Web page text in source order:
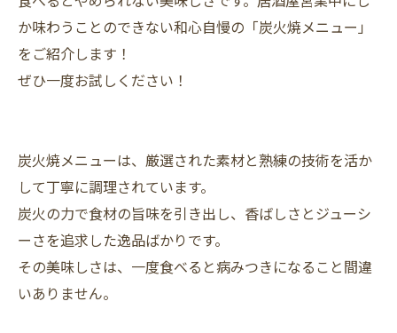
か味わうことのできない和心自慢の「炭火焼メニュー」
をご紹介します！
ぜひ一度お試しください！
炭火焼メニューは、厳選された素材と熟練の技術を活か
して丁寧に調理されています。
炭火の力で食材の旨味を引き出し、香ばしさとジューシ
ーさを追求した逸品ばかりです。
その美味しさは、一度食べると病みつきになること間違
いありません。